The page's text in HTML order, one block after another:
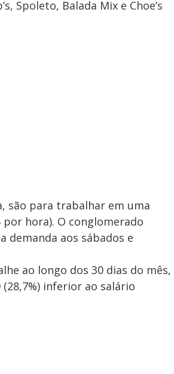
Spoleto, Balada Mix e Choe’s
são para trabalhar em uma
por hora). O conglomerado
demanda aos sábados e
ao longo dos 30 dias do mês,
(28,7%) inferior ao salário